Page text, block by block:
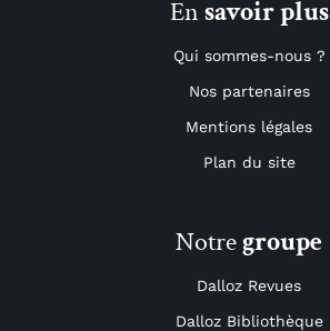
Ensavoir plus
Qui sommes-nous ?
Nos partenaires
Mentions légales
Plan du site
Notregroupe
Dalloz Revues
Dalloz Bibliothèque